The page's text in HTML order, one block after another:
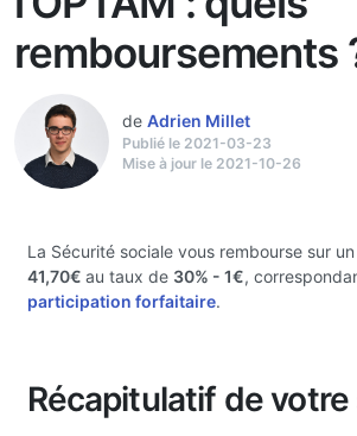
remboursements
de Adrien Millet
Publié le 2021-03-23
Mise à jour le 2021-10-26
La Sécurité sociale vous rembourse sur un
41,70€ au taux de 30% - 1€,
participation forfaitaire.
Récapitulatif de